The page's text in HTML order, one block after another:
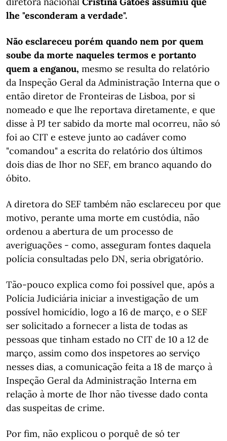
lhe "esconderam a verdade".
Não esclareceu porém quando nem por quem
soube da morte naqueles termos e portanto
quem a enganou, mesmo se resulta do relatório
da Inspeção Geral da Administração Interna que o
então diretor de Fronteiras de Lisboa, por si
nomeado e que lhe reportava diretamente, e que
disse à PJ ter sabido da morte mal ocorreu, não só
foi ao CIT e esteve junto ao cadáver como
"comandou" a escrita do relatório dos últimos
dois dias de Ihor no SEF, em branco aquando do
óbito.
A diretora do SEF também não esclareceu por que
motivo, perante uma morte em custódia, não
ordenou a abertura de um processo de
averiguações - como, asseguram fontes daquela
polícia consultadas pelo DN, seria obrigatório.
Tão-pouco explica como foi possível que, após a
Polícia Judiciária iniciar a investigação de um
possível homicídio, logo a 16 de março, e o SEF
ser solicitado a fornecer a lista de todas as
pessoas que tinham estado no CIT de 10 a 12 de
março, assim como dos inspetores ao serviço
nesses dias, a comunicação feita a 18 de março à
Inspeção Geral da Administração Interna em
relação à morte de Ihor não tivesse dado conta
das suspeitas de crime.
Por fim, não explicou o porquê de só ter